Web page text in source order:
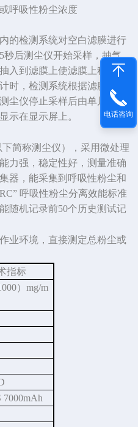
呼吸性粉尘浓度
的检测系统对空白滤膜进行
5秒后测尘仪开始采样，抽气
入到滤膜上使滤膜上积累粉
时，检测系统根据滤膜上的
尘仪停止采样后由单片机进
示在显示屏上。
简称测尘仪），采用微处理
力强，稳定性好，测量准确
器，能采集到呼吸性粉尘和
呼吸性粉尘分离效能标准
随机记录前50个历史测试记
业环境，直接测定总粉尘或
指标
）mg/m
7000mAh
电话咨询